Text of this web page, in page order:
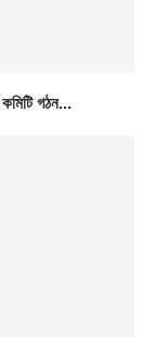
কমিটি গঠন...